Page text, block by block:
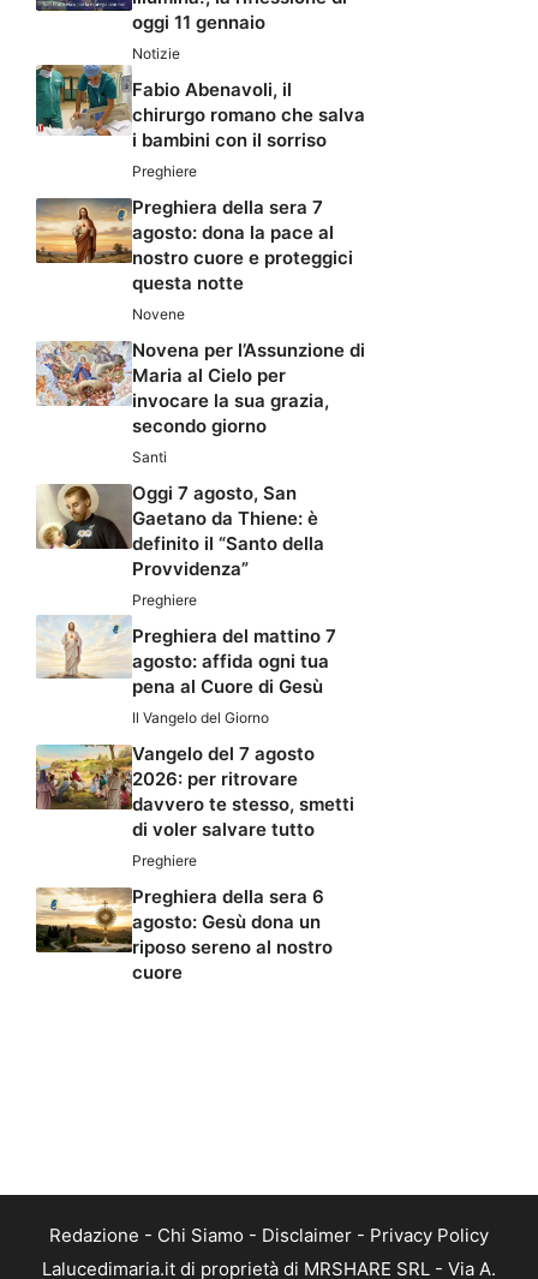
oggi 11 gennaio
Notizie
Fabio Abenavoli, il
chirurgo romano che salva
i bambini con il sorriso
Preghiere
Preghiera della sera 7
agosto: dona la pace al
nostro cuore e proteggici
questa notte
Novene
Novena per l’Assunzione di
Maria al Cielo per
invocare la sua grazia,
secondo giorno
Santi
Oggi 7 agosto, San
Gaetano da Thiene: è
definito il “Santo della
Provvidenza”
Preghiere
Preghiera del mattino 7
agosto: affida ogni tua
pena al Cuore di Gesù
Il Vangelo del Giorno
Vangelo del 7 agosto
2026: per ritrovare
davvero te stesso, smetti
di voler salvare tutto
Preghiere
Preghiera della sera 6
agosto: Gesù dona un
riposo sereno al nostro
cuore
Redazione - Chi Siamo - Disclaimer - Privacy Policy
Lalucedimaria.it di proprietà di MRSHARE SRL - Via A.